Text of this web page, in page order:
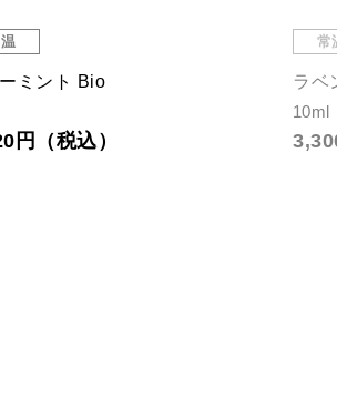
ミント Bio
円（税込）
常
ラベ
10ml